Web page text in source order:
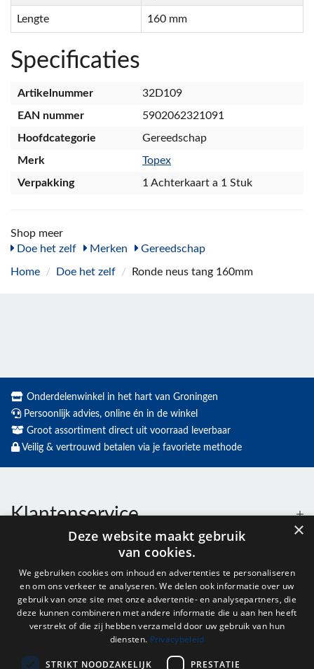
Lengte 160 mm
Specificaties
Artikelnummer
32D109
EAN nummer
5902062321091
Hoofdcategorie
Gereedschap
Merk
Topex
Verpakking
1 Achterkaart a 1 Stuk
Shop meer
Doe het zelf
Merken Gereedschap
Home / Doe het zelf / Ronde neus tang 160mm
Onderdelenwinkel in het hart van Groningen
Persoonlijk advies, online én in de winkel
Groot assortiment direct uit voorraad leverbaar
Veilig & vertrouwd betalen via je favoriete methode
Klantenservice
Openingstijden
Nieuwsbrief
×
Deze website maakt gebruik
van cookies.
We gebruiken cookies om inhoud en advertenties te personaliseren
en om ons verkeer te analyseren. We delen ook informatie over uw
gebruik van onze site met onze advertentie- en analysepartners, die
deze kunnen combineren met andere informatie die u aan hen heeft
verstrekt of die zij hebben verzameld door uw gebruik van hun
diensten. Privacybeleid
STRIKT NOODZAKELIJK PRESTATIE